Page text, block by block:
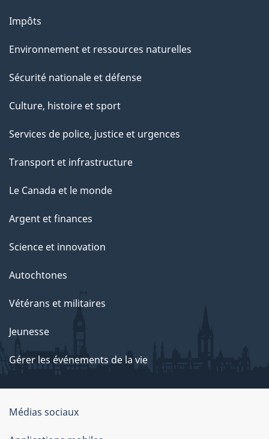
g
e
Impôts
Environnement et ressources naturelles
Sécurité nationale et défense
Culture, histoire et sport
Services de police, justice et urgences
Transport et infrastructure
Le Canada et le monde
Argent et finances
Science et innovation
Autochtones
Vétérans et militaires
Jeunesse
Gérer les événements de la vie
Organisation
du
Médias sociaux